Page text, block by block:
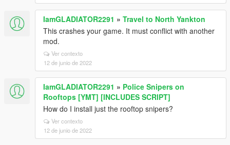
IamGLADIATOR2291 » Travel to North Yankton
This crashes your game. It must conflict with another
mod.
Ver contexto
12 de junio de 2022
IamGLADIATOR2291 » Police Snipers on
Rooftops [YMT] [INCLUDES SCRIPT]
How do I install just the rooftop snipers?
Ver contexto
12 de junio de 2022